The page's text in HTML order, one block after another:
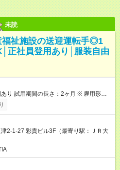
未読
福祉施設の送迎運転手◎1
正社員登用あり│服装自由
あり 試用期間の長さ：2ヶ月 ※ 雇用形態
なる部分があります。 雇用形態：本採
：時給 1,180円以上 勤務可能日数と習熟
2-1-27 彩貴ビル3F（最寄り駅：ＪＲ大